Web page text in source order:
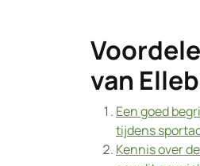
van
Een goed
tijdens
Kennis over